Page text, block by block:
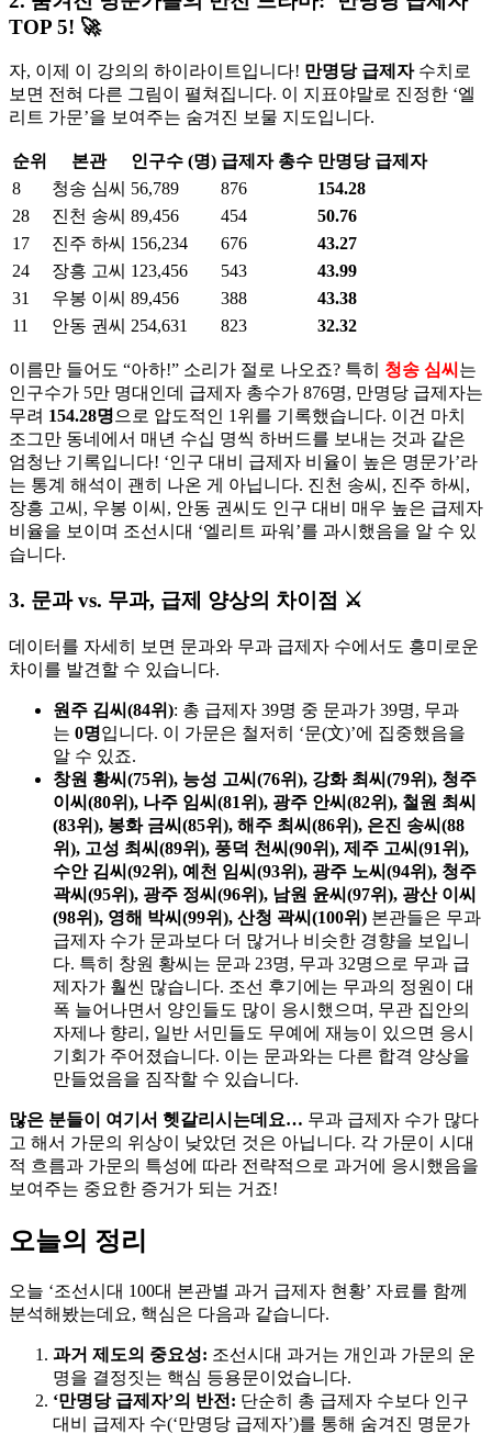
TOP 5! 🚀
자, 이제 이 강의의 하이라이트입니다! 만명당 급제자수치로
보면 전혀 다른 그림이 펼쳐집니다. 이 지표야말로 진정한 ‘엘
리트 가문’을 보여주는 숨겨진 보물 지도입니다.
순위 본관 인구수 (명) 급제자 총수 만명당 급제자
8
청송 심씨 56,789 876
154.28
28
진천 송씨 89,456 454
50.76
17
진주 하씨 156,234 676
43.27
24
장흥 고씨 123,456 543
43.99
31
우봉 이씨 89,456 388
43.38
11
안동 권씨 254,631 823 32.32
이름만 들어도 “아하!” 소리가 절로 나오죠? 특히 청송 심씨 는
인구수가 5만 명대인데 급제자 총수가 876명, 만명당 급제자는
무려 154.28명으로 압도적인 1위를 기록했습니다. 이건 마치
조그만 동네에서 매년 수십 명씩 하버드를 보내는 것과 같은
엄청난 기록입니다! ‘인구 대비 급제자 비율이 높은 명문가’라
는 통계 해석이 괜히 나온 게 아닙니다. 진천 송씨, 진주 하씨,
장흥 고씨, 우봉 이씨, 안동 권씨도 인구 대비 매우 높은 급제자
비율을 보이며 조선시대 ‘엘리트 파워’를 과시했음을 알 수 있
습니다.
3. 문과 vs. 무과, 급제 양상의 차이점 ⚔️
데이터를 자세히 보면 문과와 무과 급제자 수에서도 흥미로운
차이를 발견할 수 있습니다.
원주 김씨(84위): 총 급제자 39명 중 문과가 39명, 무과
는 0명입니다. 이 가문은 철저히 ‘문(文)’에 집중했음을
알 수 있죠.
창원 황씨(75위), 능성 고씨(76위), 강화 최씨(79위), 청주
이씨(80위), 나주 임씨(81위), 광주 안씨(82위), 철원 최씨
(83위), 봉화 금씨(85위), 해주 최씨(86위), 은진 송씨(88
위), 고성 최씨(89위), 풍덕 천씨(90위), 제주 고씨(91위),
수안 김씨(92위), 예천 임씨(93위), 광주 노씨(94위), 청주
곽씨(95위), 광주 정씨(96위), 남원 윤씨(97위), 광산 이씨
(98위), 영해 박씨(99위), 산청 곽씨(100위) 본관들은 무과
급제자 수가 문과보다 더 많거나 비슷한 경향을 보입니
다. 특히 창원 황씨는 문과 23명, 무과 32명으로 무과 급
제자가 훨씬 많습니다. 조선 후기에는 무과의 정원이 대
폭 늘어나면서 양인들도 많이 응시했으며, 무관 집안의
자제나 향리, 일반 서민들도 무예에 재능이 있으면 응시
기회가 주어졌습니다. 이는 문과와는 다른 합격 양상을
만들었음을 짐작할 수 있습니다.
많은 분들이 여기서 헷갈리시는데요… 무과 급제자 수가 많다
고 해서 가문의 위상이 낮았던 것은 아닙니다. 각 가문이 시대
적 흐름과 가문의 특성에 따라 전략적으로 과거에 응시했음을
보여주는 중요한 증거가 되는 거죠!
오늘의 정리
오늘 ‘조선시대 100대 본관별 과거 급제자 현황’ 자료를 함께
분석해봤는데요, 핵심은 다음과 같습니다.
과거 제도의 중요성: 조선시대 과거는 개인과 가문의 운
명을 결정짓는 핵심 등용문이었습니다.
‘만명당 급제자’의 반전: 단순히 총 급제자 수보다 인구
대비 급제자 수(‘만명당 급제자’)를 통해 숨겨진 명문가